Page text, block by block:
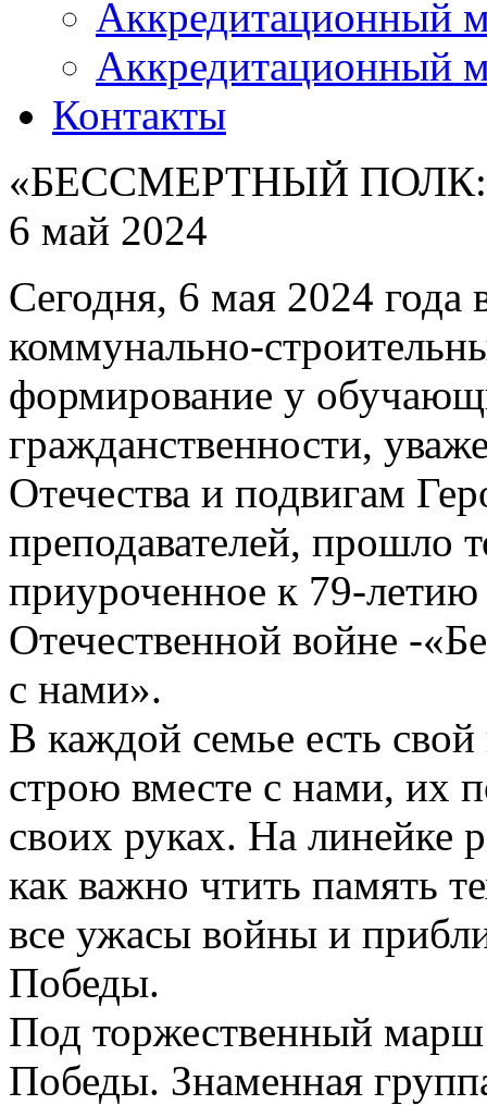
Аккредитационный
Аккредитационный
Контакты
«БЕССМЕРТНЫЙ
6 май 2024
Сегодня, 6 мая 2024
коммунально-
формирование у
гражданственности,
Отечества и подвигам
преподавателей, прошло
приуроченное к 79-
Отечественной войне -
с нами».
В каждой семье есть
строю вместе с нами, их
своих руках. На линейке
как важно чтить память
все ужасы войны и
Победы.
Под торжественный
Победы. Знаменная